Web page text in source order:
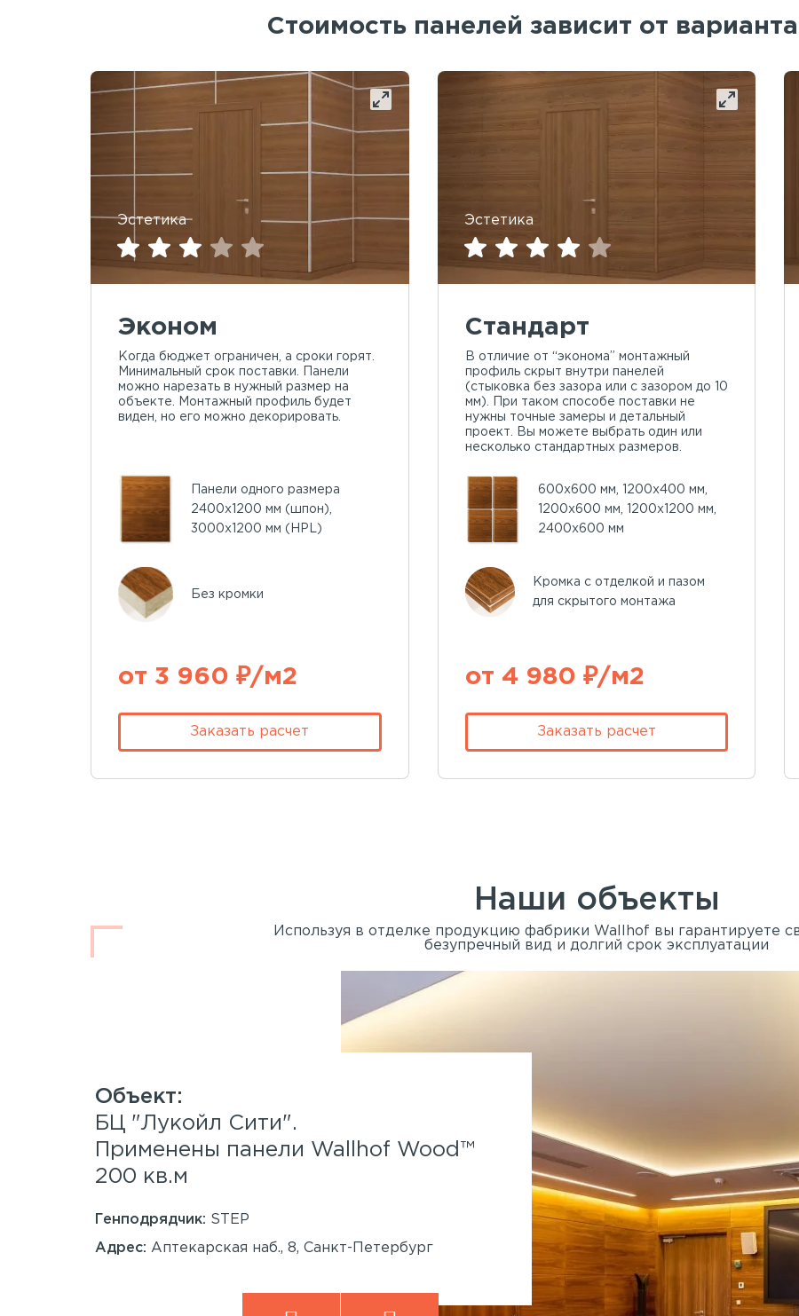
Стоимость панелей зависит от
Эстетика
Эконом
Когда бюджет ограничен, а сроки горят.
Минимальный срок поставки. Панели
можно нарезать в нужный размер на
объекте. Монтажный профиль будет
виден, но его можно декорировать.
Панели одного размера
2400х1200 мм (шпон),
3000х1200 мм (HPL)
Без кромки
от 3 960 ₽/м2
Заказать расчет
Эстетика
Стандарт
В отличие от “эконома” монтажный
профиль скрыт внутри панелей
(стыковка без зазора или с зазором до 10
мм). При таком способе поставки не
нужны точные замеры и детальный
проект. Вы можете выбрать один или
несколько стандартных размеров.
600х600 мм, 1200х400 мм,
1200х600 мм, 1200х1200 мм,
2400х600 мм
Кромка с отделкой и пазом
для скрытого монтажа
от 4 980 ₽/м2
Заказать расчет
Наши объекты
Используя в отделке продукцию фабрики Wallhof вы гарантируете
безупречный вид и долгий срок эксплуатации
БЦ "Лукойл Сити".
Применены панели Wallhof Wood™
200 кв.м
Генподрядчик: STEP
Адрес: Аптекарская наб., 8, Санкт-Петербург
Spa-отель Parklane.
Применены панели
System™
860 кв.м
Генподрядчик:Ленмонтаж
Адрес:Крестовский остров, Рюхина, 9
Петербург